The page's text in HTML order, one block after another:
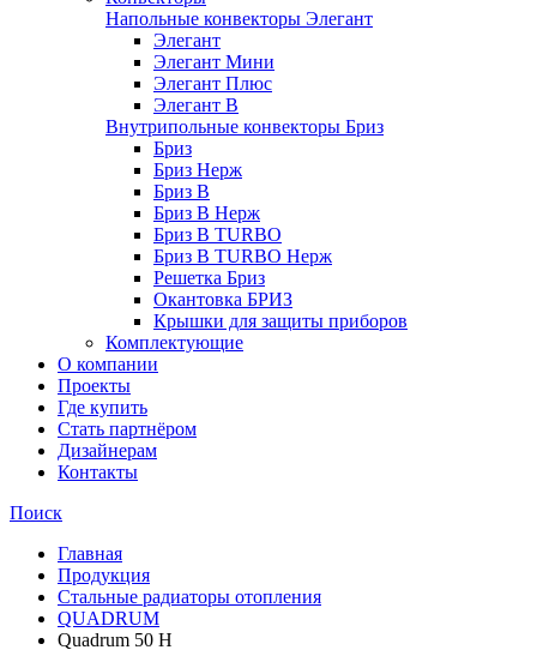
Напольные конвекторы Элегант
Элегант
Элегант Мини
Элегант Плюс
Элегант В
Внутрипольные конвекторы Бриз
Бриз
Бриз Нерж
Бриз В
Бриз В Нерж
Бриз В TURBO
Бриз В TURBO Нерж
Решетка Бриз
Окантовка БРИЗ
Крышки для защиты приборов
Комплектующие
О компании
Проекты
Где купить
Стать партнёром
Дизайнерам
Контакты
Поиск
Главная
Продукция
Стальные радиаторы отопления
QUADRUM
Quadrum 50 H